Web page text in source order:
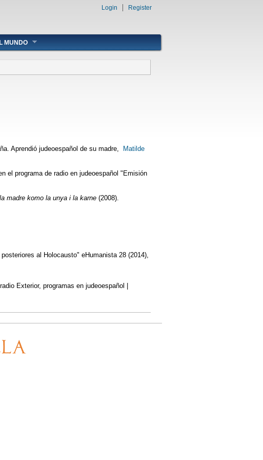
Login Register
MUNDO
Aprendió judeoespañol de su madre, Matilde
el programa de radio en judeoespañol "Emisión
madre komo la unya i la karne (2008).
al Holocausto" eHumanista 28 (2014),
Exterior, programas en judeoespañol |